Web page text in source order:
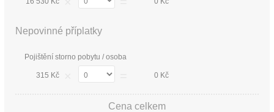
Nepovinné příplatky
Pojištění storno pobytu / osoba
315 Kč 0 Kč
Cena celkem